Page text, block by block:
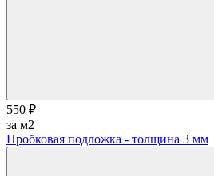
550 ₽
за м2
Пробковая подложка - толщина 3 мм